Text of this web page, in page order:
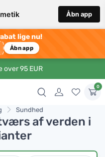
Åbn app
lige nu!
Åbn app
over 95 EUR
0
Sundhed
af verden i